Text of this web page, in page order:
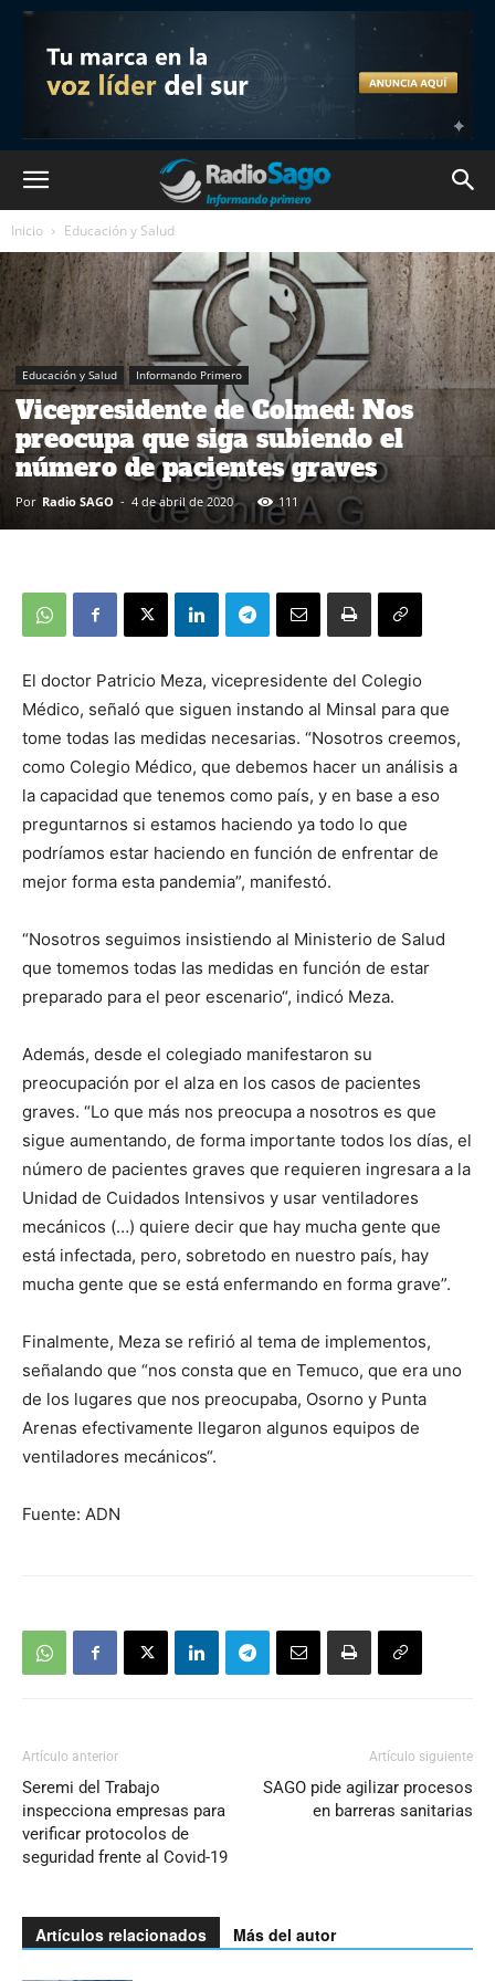
Inicio Educación y Salud
Educación y Salud Informando Primero
Vicepresidente de Colmed: Nos
preocupa que siga subiendo el
número de pacientes graves
Por Radio SAGO - 4 de abril de 2020 111
El doctor Patricio Meza, vicepresidente del Colegio
Médico, señaló que siguen instando al Minsal para que
tome todas las medidas necesarias. “Nosotros creemos,
como Colegio Médico, que debemos hacer un análisis a
la capacidad que tenemos como país, y en base a eso
preguntarnos si estamos haciendo ya todo lo que
podríamos estar haciendo en función de enfrentar de
mejor forma esta pandemia”, manifestó.
“Nosotros seguimos insistiendo al Ministerio de Salud
que tomemos todas las medidas en función de estar
preparado para el peor escenario“, indicó Meza.
Además, desde el colegiado manifestaron su
preocupación por el alza en los casos de pacientes
graves. “Lo que más nos preocupa a nosotros es que
sigue aumentando, de forma importante todos los días, el
número de pacientes graves que requieren ingresara a la
Unidad de Cuidados Intensivos y usar ventiladores
mecánicos (…) quiere decir que hay mucha gente que
está infectada, pero, sobretodo en nuestro país, hay
mucha gente que se está enfermando en forma grave”.
Finalmente, Meza se refirió al tema de implementos,
señalando que “nos consta que en Temuco, que era uno
de los lugares que nos preocupaba, Osorno y Punta
Arenas efectivamente llegaron algunos equipos de
ventiladores mecánicos“.
Fuente: ADN
Artículo anterior
Seremi del Trabajo
inspecciona empresas para
verificar protocolos de
seguridad frente al Covid-19
Artículo siguiente
SAGO pide agilizar procesos
en barreras sanitarias
Artículos relacionados Más del autor